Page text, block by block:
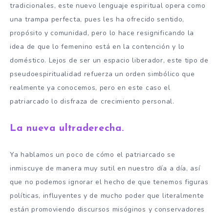
tradicionales, este nuevo lenguaje espiritual opera como
una trampa perfecta, pues les ha ofrecido sentido,
propósito y comunidad, pero lo hace resignificando la
idea de que lo femenino está en la contención y lo
doméstico. Lejos de ser un espacio liberador, este tipo de
pseudoespiritualidad refuerza un orden simbólico que
realmente ya conocemos, pero en este caso el
patriarcado lo disfraza de crecimiento personal.
La nueva ultraderecha.
Ya hablamos un poco de cómo el patriarcado se
inmiscuye de manera muy sutil en nuestro día a día, así
que no podemos ignorar el hecho de que tenemos figuras
políticas, influyentes y de mucho poder que literalmente
están promoviendo discursos misóginos y conservadores